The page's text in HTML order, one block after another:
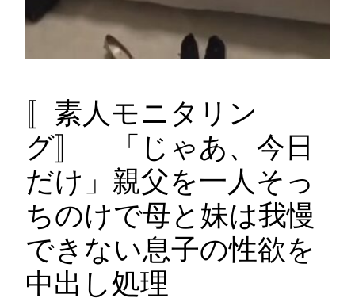
〚素人モニタリン
グ〛 「じゃあ、今日
だけ」親父を一人そっ
ちのけで母と妹は我慢
できない息子の性欲を
中出し処理